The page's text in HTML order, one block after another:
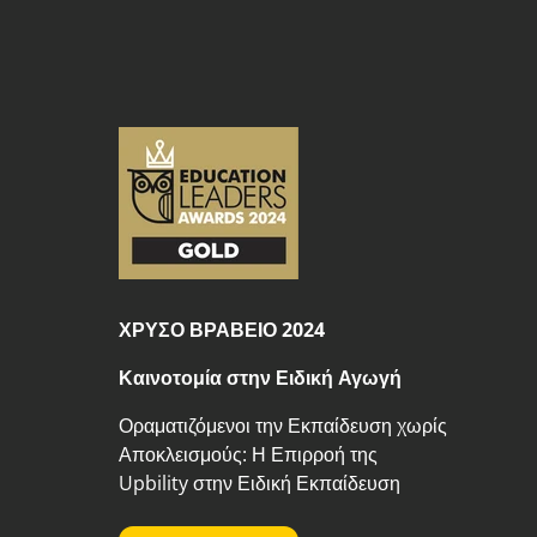
ΧΡΥΣΟ ΒΡΑΒΕΙΟ 2024
Καινοτομία στην Ειδική Αγωγή
Οραματιζόμενοι την Εκπαίδευση χωρίς
Αποκλεισμούς: Η Επιρροή της
Upbility στην Ειδική Εκπαίδευση